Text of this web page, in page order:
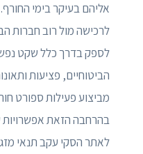
אליהם בעיקר בימי
לספק בדרך כלל שקט
הביטוחיים, פציעות
מביצוע פעילות ספורט
בהרחבה הזאת אפשרויות
לאתר הסקי עקב תנאי